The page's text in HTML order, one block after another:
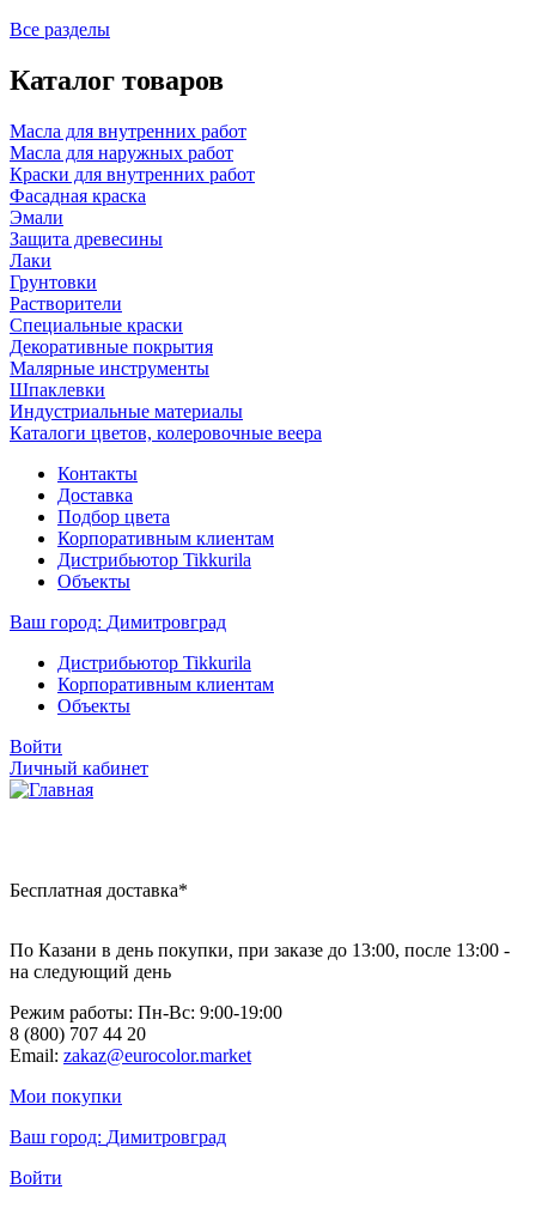
Все разделы
Каталог товаров
Масла для внутренних работ
Масла для наружных работ
Краски для внутренних работ
Фасадная краска
Эмали
Защита древесины
Лаки
Грунтовки
Растворители
Специальные краски
Декоративные покрытия
Малярные инструменты
Шпаклевки
Индустриальные материалы
Каталоги цветов, колеровочные веера
Контакты
Доставка
Подбор цвета
Корпоративным клиентам
Дистрибьютор Tikkurila
Объекты
Ваш город: Димитровград
Дистрибьютор Tikkurila
Корпоративным клиентам
Объекты
Войти
Личный кабинет
Бесплатная доставка*
По Казани в день покупки, при заказе до 13:00, после 13:00 -
на следующий день
Режим работы: Пн-Вc: 9:00-19:00
8 (800) 707 44 20
Email: zakaz@eurocolor.market
Мои покупки
Ваш город: Димитровград
Войти